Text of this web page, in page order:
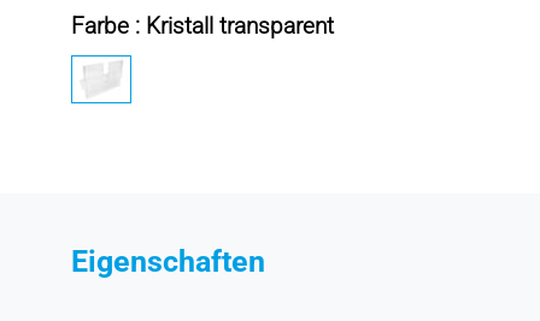
Farbe : Kristall transparent
Eigenschaften